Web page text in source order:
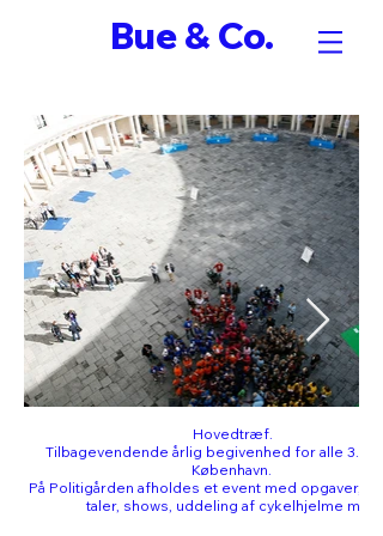
Bue & Co.
Hovedtræf.
Tilbagevendende årlig begivenhed for alle 3.
København.
På Politigården afholdes et event med opgaver,
taler, shows, uddeling af cykelhjelme m.m.